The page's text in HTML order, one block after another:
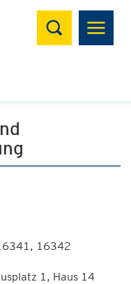
Suchen
16342
1, Haus 14